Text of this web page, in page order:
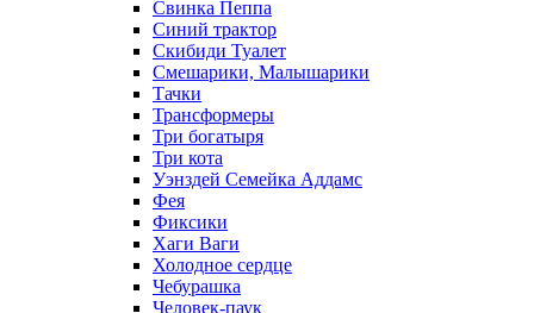
Свинка Пеппа
Синий трактор
Скибиди Туалет
Смешарики, Малышарики
Тачки
Трансформеры
Три богатыря
Три кота
Уэнздей Семейка Аддамс
Фея
Фиксики
Хаги Ваги
Холодное сердце
Чебурашка
Человек-паук